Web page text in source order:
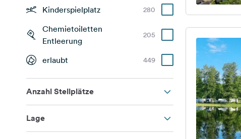
Kinderspielplatz 280
Chemietoiletten
Entleerung
205
erlaubt 449
Anzahl Stellplätze
Lage